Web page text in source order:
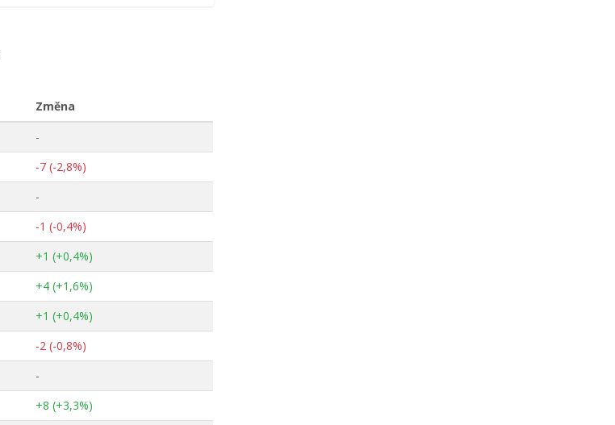
Změna
-
-7 (-2,8%)
-
-1 (-0,4%)
+1 (+0,4%)
+4 (+1,6%)
+1 (+0,4%)
-2 (-0,8%)
-
+8 (+3,3%)